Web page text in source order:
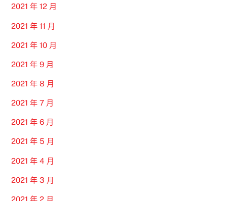
2021 年 12 月
2021 年 11 月
2021 年 10 月
2021 年 9 月
2021 年 8 月
2021 年 7 月
2021 年 6 月
2021 年 5 月
2021 年 4 月
2021 年 3 月
2021 年 2 月